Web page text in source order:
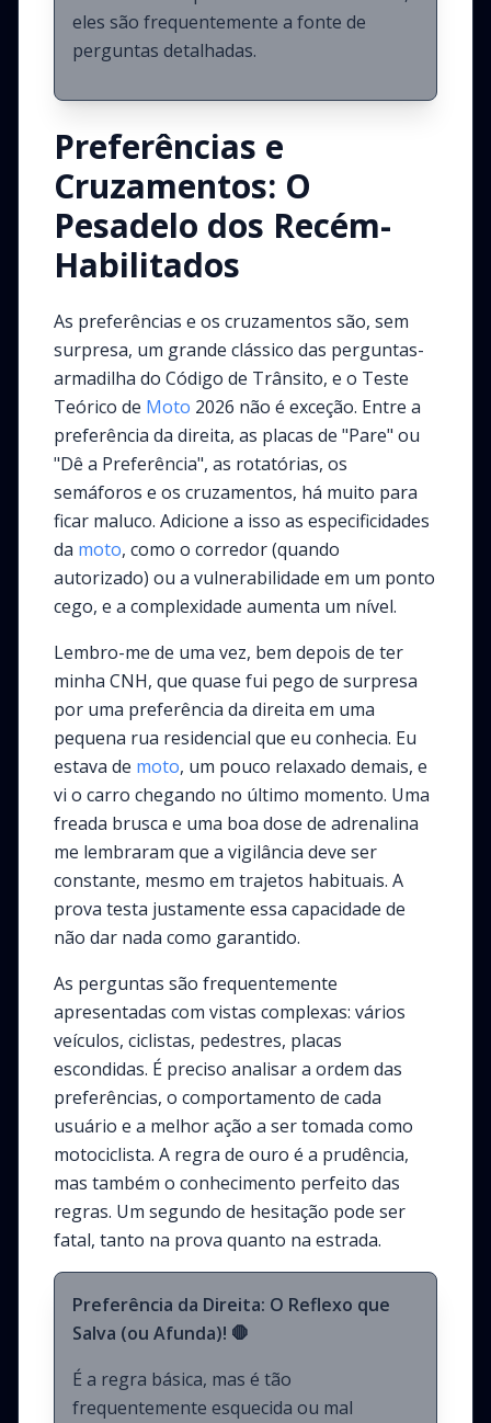
eles são frequentemente a fonte de
perguntas detalhadas.
Preferências e
Cruzamentos: O
Pesadelo dos Recém-
Habilitados
As preferências e os cruzamentos são, sem
surpresa, um grande clássico das perguntas-
armadilha do Código de Trânsito, e o Teste
Teórico de Moto 2026 não é exceção. Entre a
preferência da direita, as placas de "Pare" ou
"Dê a Preferência", as rotatórias, os
semáforos e os cruzamentos, há muito para
ficar maluco. Adicione a isso as especificidades
da moto, como o corredor (quando
autorizado) ou a vulnerabilidade em um ponto
cego, e a complexidade aumenta um nível.
Lembro-me de uma vez, bem depois de ter
minha CNH, que quase fui pego de surpresa
por uma preferência da direita em uma
pequena rua residencial que eu conhecia. Eu
estava de moto, um pouco relaxado demais, e
vi o carro chegando no último momento. Uma
freada brusca e uma boa dose de adrenalina
me lembraram que a vigilância deve ser
constante, mesmo em trajetos habituais. A
prova testa justamente essa capacidade de
não dar nada como garantido.
As perguntas são frequentemente
apresentadas com vistas complexas: vários
veículos, ciclistas, pedestres, placas
escondidas. É preciso analisar a ordem das
preferências, o comportamento de cada
usuário e a melhor ação a ser tomada como
motociclista. A regra de ouro é a prudência,
mas também o conhecimento perfeito das
regras. Um segundo de hesitação pode ser
fatal, tanto na prova quanto na estrada.
Preferência da Direita: O Reflexo que
Salva (ou Afunda)! 🛑
É a regra básica, mas é tão
frequentemente esquecida ou mal